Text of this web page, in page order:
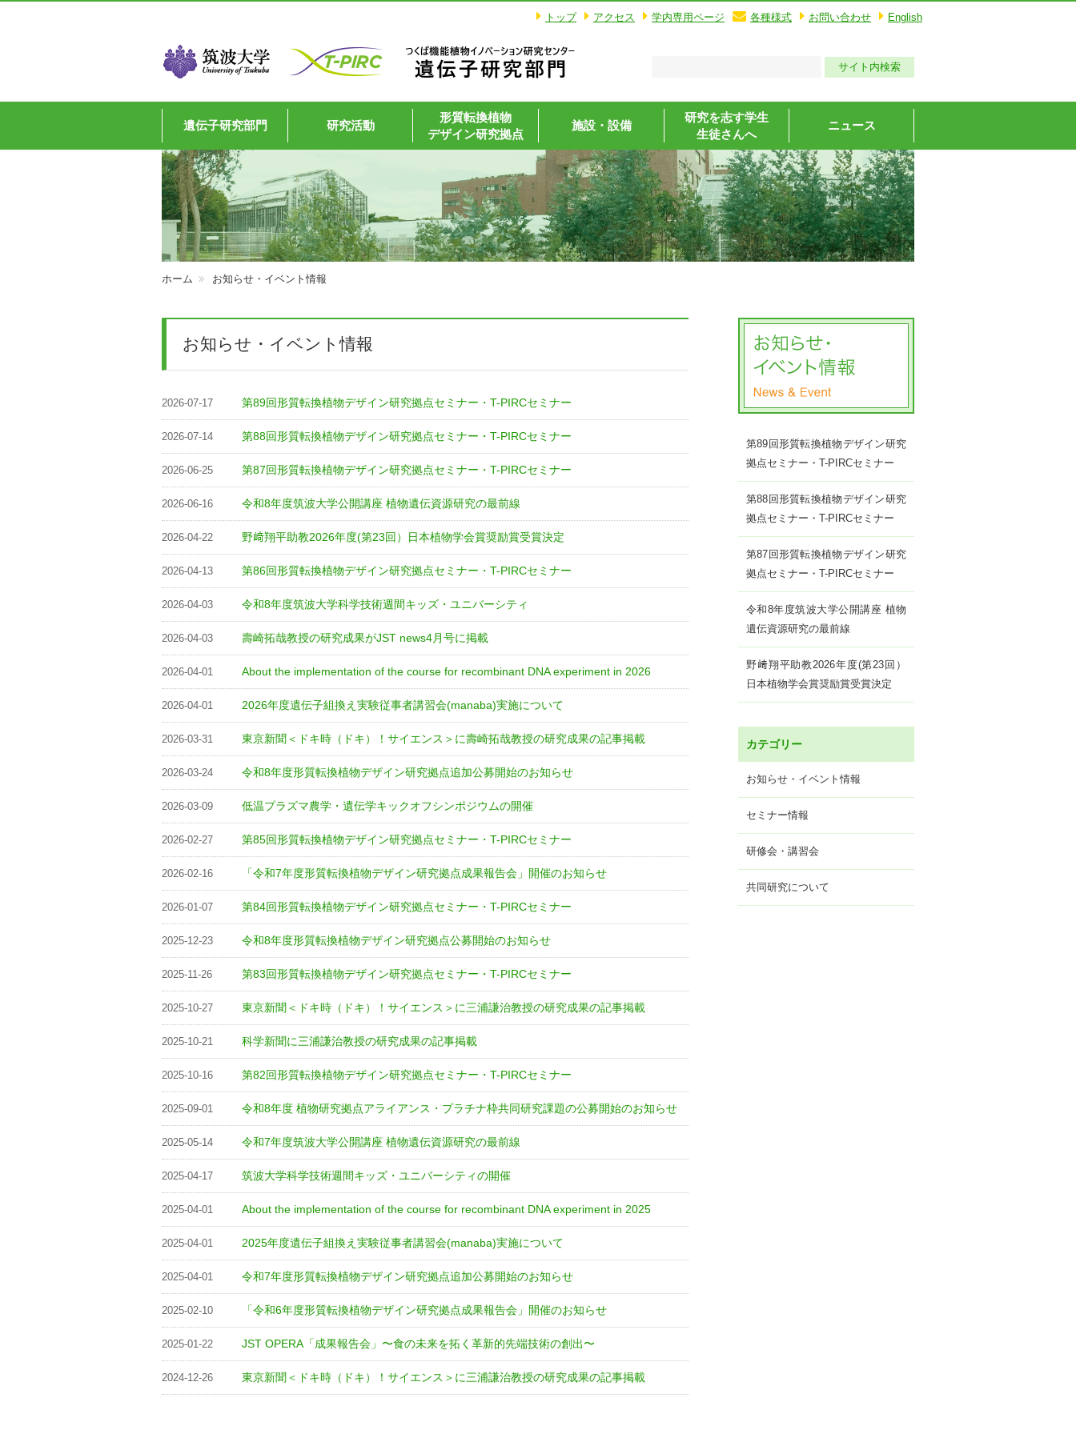
トップ アクセス 学内専用ページ 各種様式 お問い合わせ English
遺伝子研究部門 研究活動
形質転換植物
デザイン研究拠点
施設・設備
研究を志す学生
生徒さんへ
ニュース
ホーム お知らせ・イベント情報
お知らせ・イベント情報
2026-07-17 第89回形質転換植物デザイン研究拠点セミナー・T-PIRCセミナー
2026-07-14 第88回形質転換植物デザイン研究拠点セミナー・T-PIRCセミナー
2026-06-25 第87回形質転換植物デザイン研究拠点セミナー・T-PIRCセミナー
2026-06-16 令和8年度筑波大学公開講座 植物遺伝資源研究の最前線
2026-04-22 野﨑翔平助教2026年度(第23回）日本植物学会賞奨励賞受賞決定
2026-04-13 第86回形質転換植物デザイン研究拠点セミナー・T-PIRCセミナー
2026-04-03 令和8年度筑波大学科学技術週間キッズ・ユニバーシティ
2026-04-03 壽崎拓哉教授の研究成果がJST news4月号に掲載
2026-04-01 About the implementation of the course for recombinant DNA experiment in 2026
2026-04-01 2026年度遺伝子組換え実験従事者講習会(manaba)実施について
2026-03-31 東京新聞＜ドキ時（ドキ）！サイエンス＞に壽崎拓哉教授の研究成果の記事掲載
2026-03-24 令和8年度形質転換植物デザイン研究拠点追加公募開始のお知らせ
2026-03-09 低温プラズマ農学・遺伝学キックオフシンポジウムの開催
2026-02-27 第85回形質転換植物デザイン研究拠点セミナー・T-PIRCセミナー
2026-02-16 「令和7年度形質転換植物デザイン研究拠点成果報告会」開催のお知らせ
2026-01-07 第84回形質転換植物デザイン研究拠点セミナー・T-PIRCセミナー
2025-12-23 令和8年度形質転換植物デザイン研究拠点公募開始のお知らせ
2025-11-26 第83回形質転換植物デザイン研究拠点セミナー・T-PIRCセミナー
2025-10-27 東京新聞＜ドキ時（ドキ）！サイエンス＞に三浦謙治教授の研究成果の記事掲載
2025-10-21 科学新聞に三浦謙治教授の研究成果の記事掲載
2025-10-16 第82回形質転換植物デザイン研究拠点セミナー・T-PIRCセミナー
2025-09-01 令和8年度 植物研究拠点アライアンス・プラチナ枠共同研究課題の公募開始のお知らせ
2025-05-14 令和7年度筑波大学公開講座 植物遺伝資源研究の最前線
2025-04-17 筑波大学科学技術週間キッズ・ユニバーシティの開催
2025-04-01 About the implementation of the course for recombinant DNA experiment in 2025
2025-04-01 2025年度遺伝子組換え実験従事者講習会(manaba)実施について
2025-04-01 令和7年度形質転換植物デザイン研究拠点追加公募開始のお知らせ
2025-02-10 「令和6年度形質転換植物デザイン研究拠点成果報告会」開催のお知らせ
2025-01-22 JST OPERA「成果報告会」〜食の未来を拓く革新的先端技術の創出〜
2024-12-26 東京新聞＜ドキ時（ドキ）！サイエンス＞に三浦謙治教授の研究成果の記事掲載
第89回形質転換植物デザイン研究
拠点セミナー・T-PIRCセミナー
第88回形質転換植物デザイン研究
拠点セミナー・T-PIRCセミナー
第87回形質転換植物デザイン研究
拠点セミナー・T-PIRCセミナー
令和8年度筑波大学公開講座 植物
遺伝資源研究の最前線
野﨑翔平助教2026年度(第23回）
日本植物学会賞奨励賞受賞決定
カテゴリー
お知らせ・イベント情報
セミナー情報
研修会・講習会
共同研究について